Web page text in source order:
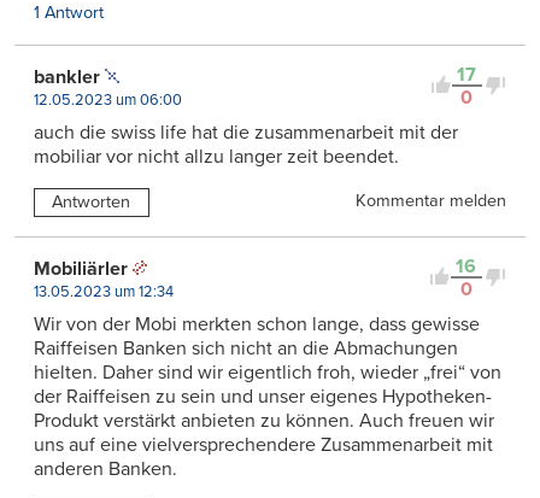
1 Antwort
17
0
bankler
12.05.2023 um 06:00
auch die swiss life hat die zusammenarbeit mit der
mobiliar vor nicht allzu langer zeit beendet.
Antworten Kommentar melden
16
0
Mobiliärler
13.05.2023 um 12:34
Wir von der Mobi merkten schon lange, dass gewisse
Raiffeisen Banken sich nicht an die Abmachungen
hielten. Daher sind wir eigentlich froh, wieder „frei“ von
der Raiffeisen zu sein und unser eigenes Hypotheken-
Produkt verstärkt anbieten zu können. Auch freuen wir
uns auf eine vielversprechendere Zusammenarbeit mit
anderen Banken.